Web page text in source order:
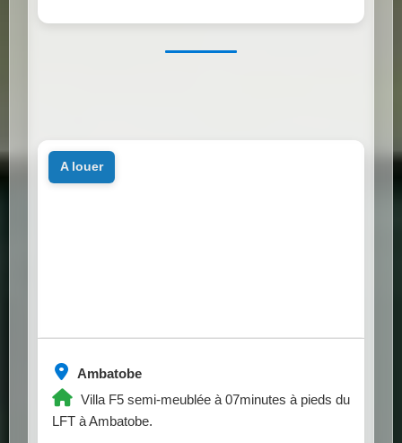
Ambatobe
Villa F5 semi-meublée à 07minutes à pieds du
LFT à Ambatobe.
a louer